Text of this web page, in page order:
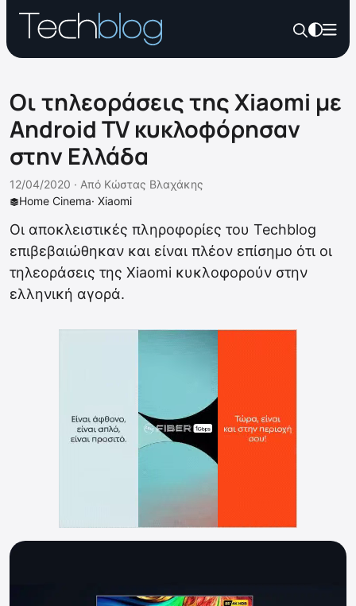
Οι τηλεοράσεις της Xiaomi με
Android TV κυκλοφόρησαν
στην Ελλάδα
Home Cinema· Xiaomi
12/04/2020 · Από Κώστας Βλαχάκης
Οι αποκλειστικές πληροφορίες του Techblog
επιβεβαιώθηκαν και είναι πλέον επίσημο ότι οι
τηλεοράσεις της Xiaomi κυκλοφορούν στην
ελληνική αγορά.